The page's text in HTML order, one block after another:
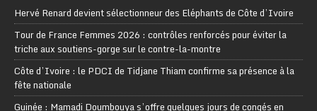
Hervé Renard devient sélectionneur des Eléphants de Côte d’Ivoire
Tour de France Femmes 2026 : contrôles renforcés pour éviter la
triche aux soutiens-gorge sur le contre-la-montre
Côte d’Ivoire : le PDCI de Tidjane Thiam confirme sa présence à la
fête nationale
Guinée : Mamadi Doumbouya s’offre quelques jours de congés en